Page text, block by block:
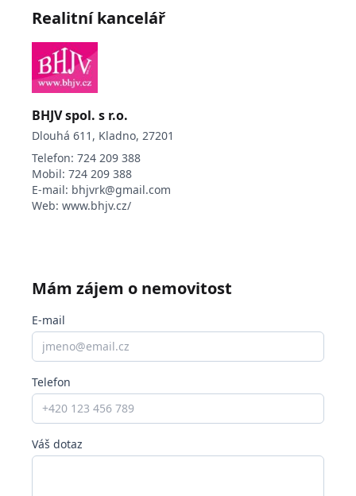
dlouhodobou hodnotou.
V případě zájmu o více informací nebo osobní
konzultaci mě neváhejte kontaktovat.
Realitní kancelář
BHJV spol. s r.o.
Dlouhá 611, Kladno, 27201
Telefon: 724 209 388
Mobil: 724 209 388
E-mail: bhjvrk@gmail.com
Web: www.bhjv.cz/
Mám zájem o nemovitost
E-mail
Telefon
Váš dotaz